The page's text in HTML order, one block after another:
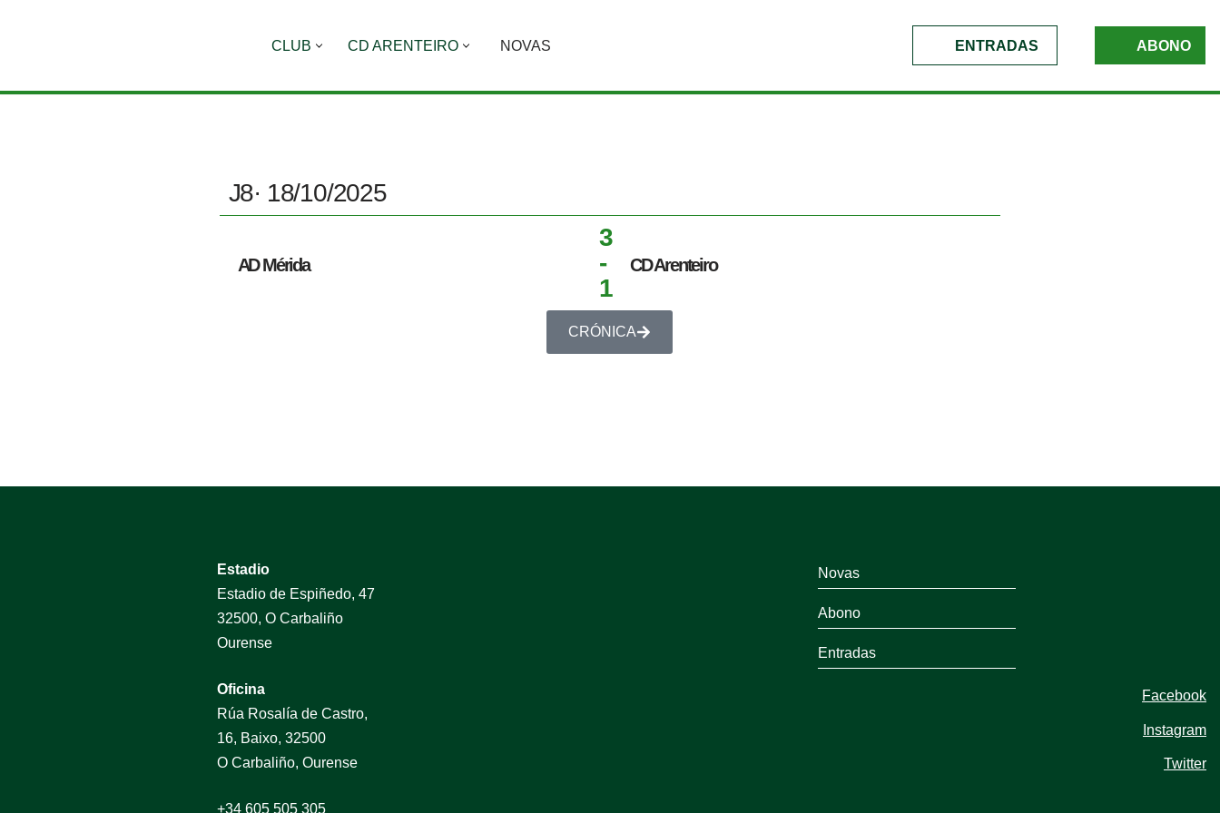
contenido
CLUB CD ARENTEIRO NOVAS ENTRADAS ABONO
J8· 18/10/2025
AD Mérida
3
-
1
CD Arenteiro
CRÓNICA
Estadio
Estadio de Espiñedo, 47
32500, O Carbaliño
Ourense
Oficina
Rúa Rosalía de Castro,
16, Baixo, 32500
O Carbaliño, Ourense
+34 605 505 305
Novas
Abono
Entradas
Facebook
Instagram
Twitter